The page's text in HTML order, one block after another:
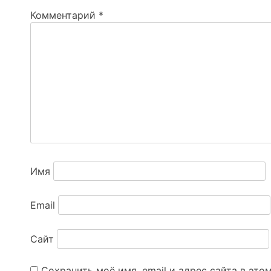
Комментарий *
Имя
Email
Сайт